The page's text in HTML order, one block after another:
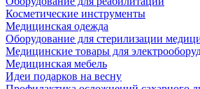
Косметические инструменты
Медицинская одежда
Оборудование для стерилизации
Медицинские товары для
Медицинская мебель
Идеи подарков на весну